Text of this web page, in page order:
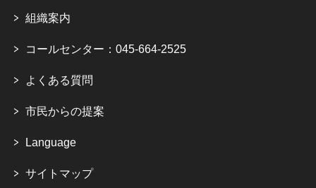
組織案内
コールセンター：045-664-2525
よくある質問
市民からの提案
Language
サイトマップ